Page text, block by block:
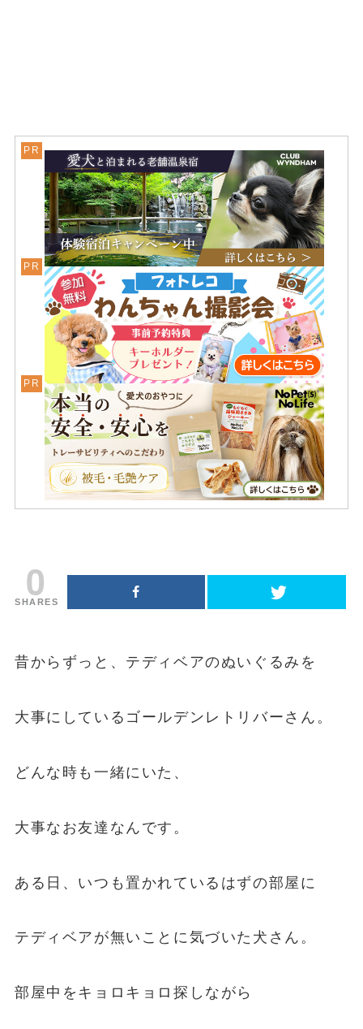
0
SHARES
昔からずっと、テディベアのぬいぐるみを
大事にしているゴールデンレトリバーさん。
どんな時も一緒にいた、
大事なお友達なんです。
ある日、いつも置かれているはずの部屋に
テディベアが無いことに気づいた犬さん。
部屋中をキョロキョロ探しながら